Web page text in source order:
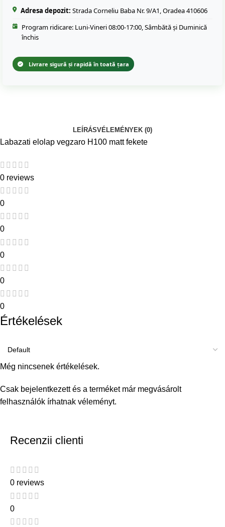
Adresa depozit: Strada Corneliu Baba Nr. 9/A1, Oradea 410606
Program ridicare: Luni-Vineri 08:00-17:00, Sâmbătă și Duminică
închis
Livrare sigură și rapidă în toată țara
LEÍRÁSVÉLEMÉNYEK (0)
Labazati elolap vegzaro H100 matt fekete
0 reviews
0
0
0
0
0
Értékelések
Még nincsenek értékelések.
Csak bejelentkezett és a terméket már megvásárolt
felhasználók írhatnak véleményt.
Recenzii clienti
0 reviews
0